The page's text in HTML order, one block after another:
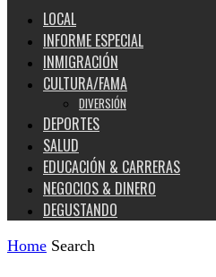
LOCAL
INFORME ESPECIAL
INMIGRACIÓN
CULTURA/FAMA
DIVERSIÓN
DEPORTES
SALUD
EDUCACIÓN & CARRERAS
NEGOCIOS & DINERO
DEGUSTANDO
Home Search